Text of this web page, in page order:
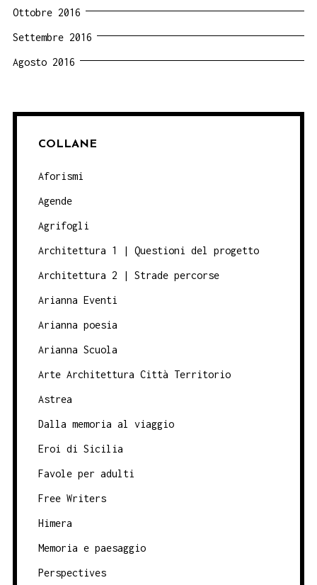
Ottobre 2016
Settembre 2016
Agosto 2016
COLLANE
Aforismi
Agende
Agrifogli
Architettura 1 | Questioni del progetto
Architettura 2 | Strade percorse
Arianna Eventi
Arianna poesia
Arianna Scuola
Arte Architettura Città Territorio
Astrea
Dalla memoria al viaggio
Eroi di Sicilia
Favole per adulti
Free Writers
Himera
Memoria e paesaggio
Perspectives